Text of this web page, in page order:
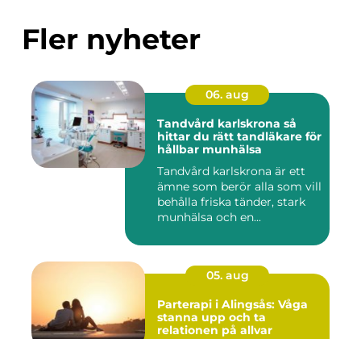
Fler nyheter
06. aug
Tandvård karlskrona så
hittar du rätt tandläkare för
hållbar munhälsa
Tandvård karlskrona är ett
ämne som berör alla som vill
behålla friska tänder, stark
munhälsa och en...
05. aug
Parterapi i Alingsås: Våga
stanna upp och ta
relationen på allvar